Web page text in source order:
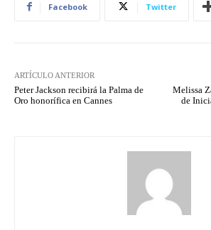
Facebook Twitter
ARTÍCULO ANTERIOR
Peter Jackson recibirá la Palma de
Oro honorífica en Cannes
Melissa
de